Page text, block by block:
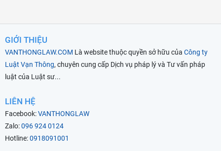
GIỚI THIỆU
VANTHONGLAW.COM Là website thuộc quyền sở hữu của Công ty
Luật Vạn Thông, chuyên cung cấp Dịch vụ pháp lý và Tư vấn pháp
luật của Luật sư...
LIÊN HỆ
Facebook:VANTHONGLAW
Zalo:096 924 0124
Hotline:0918091001